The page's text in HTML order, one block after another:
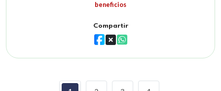
beneficios
Compartir